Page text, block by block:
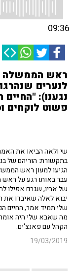
09:36
ראש הממשלה
לנערים
נגענו):
פשוט לוקחים
שי ולאה הביאו את
בתקשורת: הוריהם של
הגיעו למעון ראש
עבר באותו רגע על
של אביו, שגרם אפילו
יבוא לאלה שאיבדו את
שלי תמיד אמר, החיים
מה שאבא שלי היה
הקהל עם פאנצ'ים.
19/03/2019